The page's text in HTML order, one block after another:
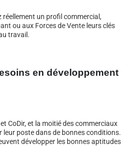
réellement un profil commercial,
ou aux Forces de Vente leurs clés
travail.
en développement
CoDir, et la moitié des commerciaux
leur poste dans de bonnes conditions.
développer les bonnes aptitudes